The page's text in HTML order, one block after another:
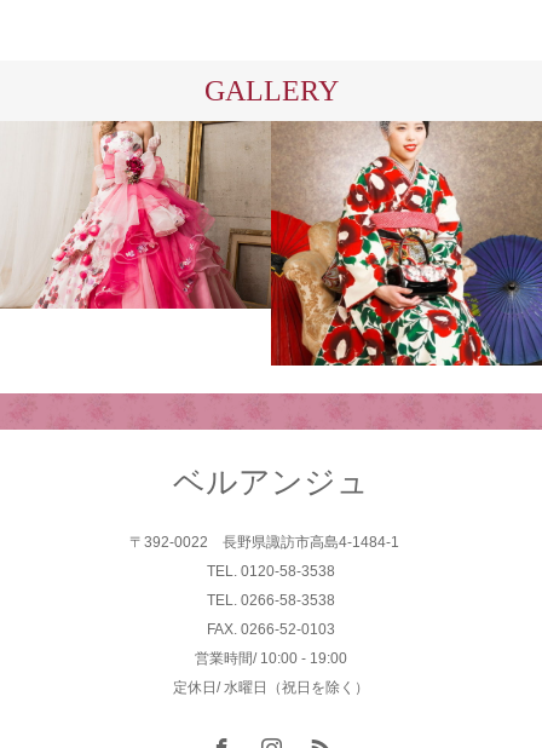
GALLERY
ベルアンジュ
〒392-0022 長野県諏訪市高島4-1484-1
TEL. 0120-58-3538
TEL. 0266-58-3538
FAX. 0266-52-0103
営業時間/ 10:00 - 19:00
定休日/ 水曜日（祝日を除く）